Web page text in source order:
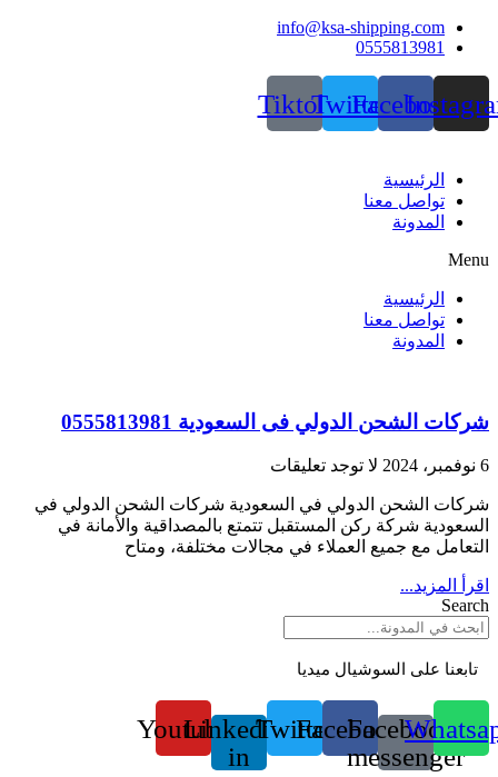
Skip
info@ksa-shipping.com
0555813981
Facebook
Twitter
Tiktok
الرئيسية
تواصل معنا
المدونة
Menu
الرئيسية
تواصل معنا
المدونة
شركات الشحن الدولي فى السعودية 0555813981
6 نوفمبر، 2024 لا توجد تعليقات
شركات الشحن الدولي في السعودية شركات الشحن الدولي في
السعودية شركة ركن المستقبل تتمتع بالمصداقية والأمانة في
التعامل مع جميع العملاء في مجالات مختلفة، ومتاح
اقرأ المزيد...
Search
تابعنا على السوشيال ميديا
Facebook-
messenger
Facebook
Twitter
Linkedin-
in
Youtube